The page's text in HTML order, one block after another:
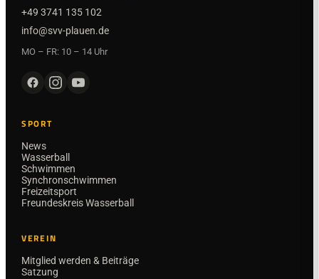
+49 3741 135 102
info@svv-plauen.de
MO – FR: 10 – 14 Uhr
SPORT
News
Wasserball
Schwimmen
Synchronschwimmen
Freizeitsport
Freundeskreis Wasserball
VEREIN
Mitglied werden & Beiträge
Satzung